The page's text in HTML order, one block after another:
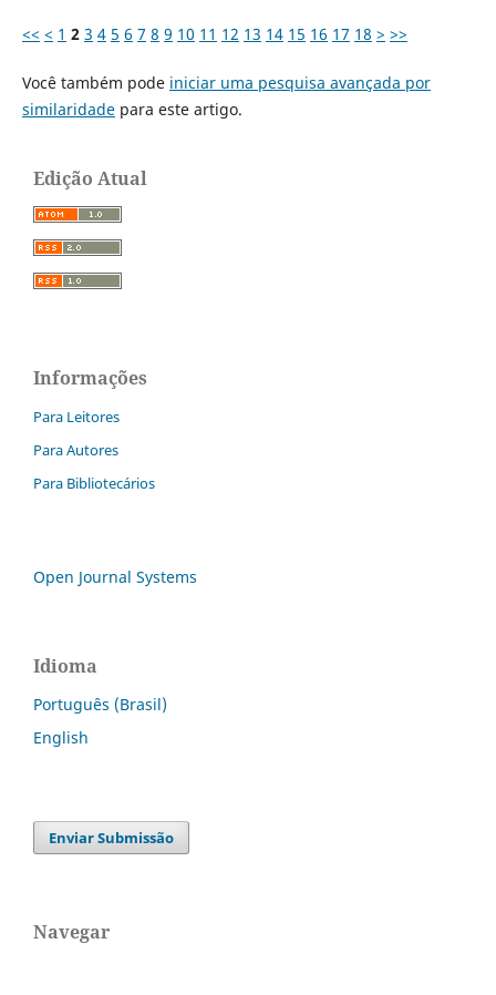
<< < 1 2 3 4 5 6 7 8 9 10 11 12 13 14 15 16 17 18 > >>
Você também pode iniciar uma pesquisa avançada por
similaridadepara este artigo.
Edição Atual
Informações
Para Leitores
Para Autores
Para Bibliotecários
Open Journal Systems
Idioma
Português (Brasil)
English
Enviar Submissão
Navegar